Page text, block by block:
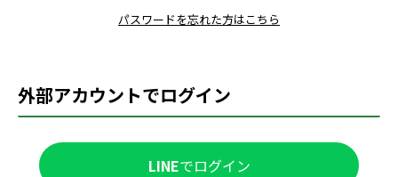
パスワードを忘れた方はこちら
外部アカウントでログイン
LINEでログイン